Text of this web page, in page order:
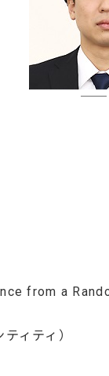
from a
ィティ）